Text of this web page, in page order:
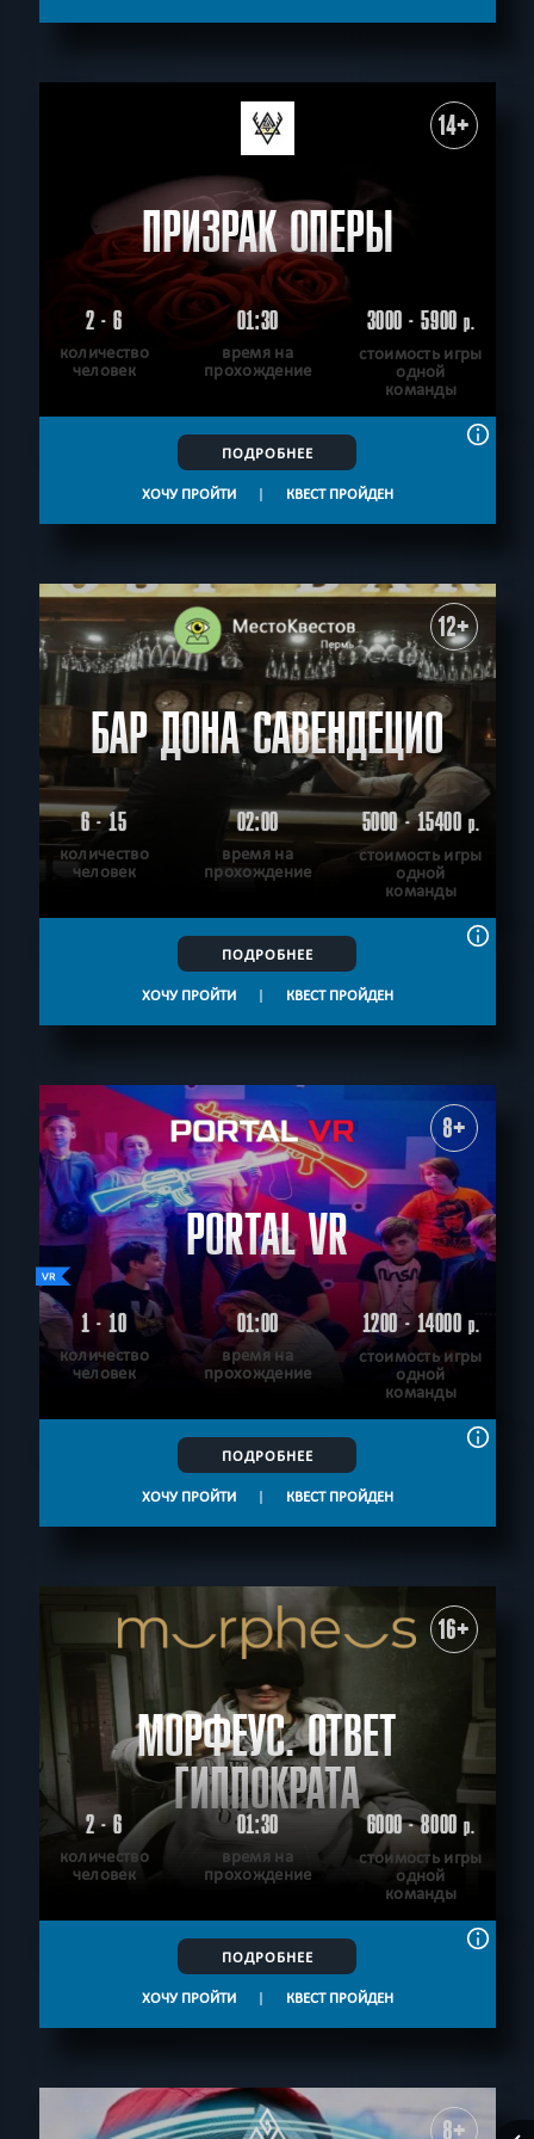
СБРОСИТЬ ФИЛЬТР ВСЕ КВЕСТЫ
14+
ПРИЗРАК ОПЕРЫ
2 - 6
количество
человек
01:30
время на
прохождение
3000 - 5900р.
стоимость игры
одной
команды
ПОДРОБНЕЕ
ХОЧУ ПРОЙТИ | КВЕСТ ПРОЙДЕН
12+
БАР ДОНА САВЕНДЕЦИО
6 - 15
количество
человек
02:00
время на
прохождение
5000 - 15400р.
стоимость игры
одной
команды
ПОДРОБНЕЕ
ХОЧУ ПРОЙТИ | КВЕСТ ПРОЙДЕН
8+
PORTAL VR
1 - 10
количество
человек
01:00
время на
прохождение
1200 - 14000р.
стоимость игры
одной
команды
ПОДРОБНЕЕ
ХОЧУ ПРОЙТИ | КВЕСТ ПРОЙДЕН
16+
МОРФЕУС. ОТВЕТ
ГИППОКРАТА
2 - 6
количество
человек
01:30
время на
прохождение
6000 - 8000р.
стоимость игры
одной
команды
ПОДРОБНЕЕ
ХОЧУ ПРОЙТИ | КВЕСТ ПРОЙДЕН
8+